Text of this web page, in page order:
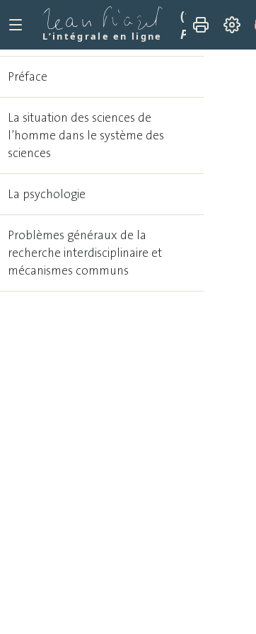
L’intégrale en ligne
(1972)
Préface
Préface
La situation des sciences de
l’homme dans le système des
sciences
La psychologie
Problèmes généraux de la
recherche interdisciplinaire et
mécanismes communs